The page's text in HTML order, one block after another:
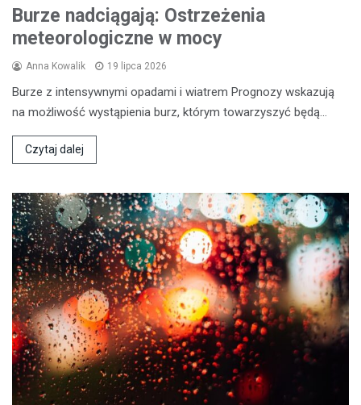
Burze nadciągają: Ostrzeżenia
meteorologiczne w mocy
Anna Kowalik 19 lipca 2026
Burze z intensywnymi opadami i wiatrem Prognozy wskazują
na możliwość wystąpienia burz, którym towarzyszyć będą…
Czytaj dalej